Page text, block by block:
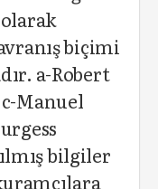
biçimi
a-Robert
Manuel
bilgiler